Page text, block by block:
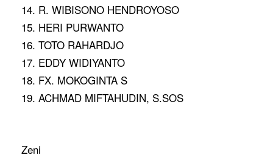
14. R. WIBISONO HENDROYOSO
15. HERI PURWANTO
16. TOTO RAHARDJO
17. EDDY WIDIYANTO
18. FX. MOKOGINTA S
19. ACHMAD MIFTAHUDIN, S.SOS
Zeni